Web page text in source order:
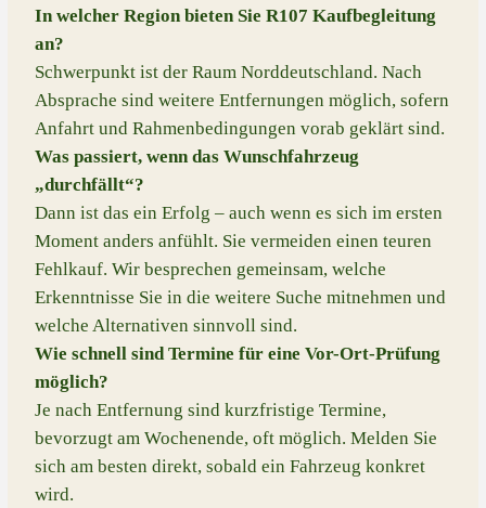
In welcher Region bieten Sie R107 Kaufbegleitung
an?
Schwerpunkt ist der Raum Norddeutschland. Nach
Absprache sind weitere Entfernungen möglich, sofern
Anfahrt und Rahmenbedingungen vorab geklärt sind.
Was passiert, wenn das Wunschfahrzeug
„durchfällt“?
Dann ist das ein Erfolg – auch wenn es sich im ersten
Moment anders anfühlt. Sie vermeiden einen teuren
Fehlkauf. Wir besprechen gemeinsam, welche
Erkenntnisse Sie in die weitere Suche mitnehmen und
welche Alternativen sinnvoll sind.
Wie schnell sind Termine für eine Vor-Ort-Prüfung
möglich?
Je nach Entfernung sind kurzfristige Termine,
bevorzugt am Wochenende, oft möglich. Melden Sie
sich am besten direkt, sobald ein Fahrzeug konkret
wird.